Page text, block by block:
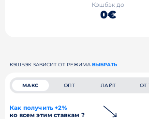
Кэшбэк до
0€
КЭШБЭК ЗАВИСИТ ОТ РЕЖИМА ВЫБРАТЬ
МАКС ОПТ ЛАЙТ ОТ
Как получить +2%
ко всем этим ставкам ?